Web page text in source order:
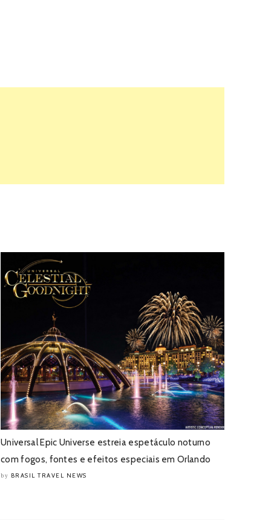
Universal Epic Universe estreia espetáculo noturno
com fogos, fontes e efeitos especiais em Orlando
by BRASIL TRAVEL NEWS